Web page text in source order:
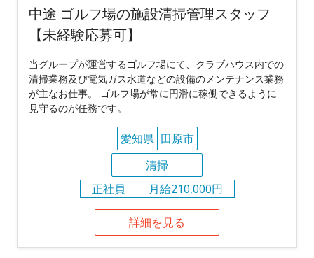
中途 ゴルフ場の施設清掃管理スタッフ
【未経験応募可】
当グループが運営するゴルフ場にて、クラブハウス内での
清掃業務及び電気ガス水道などの設備のメンテナンス業務
が主なお仕事。 ゴルフ場が常に円滑に稼働できるように
見守るのが任務です。
愛知県 田原市
清掃
正社員
月給210,000円
詳細を見る